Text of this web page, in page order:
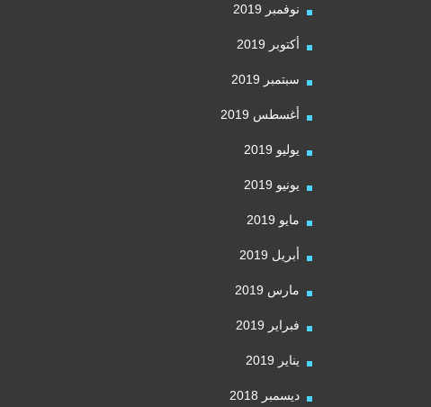
نوفمبر 2019
أكتوبر 2019
سبتمبر 2019
أغسطس 2019
يوليو 2019
يونيو 2019
مايو 2019
أبريل 2019
مارس 2019
فبراير 2019
يناير 2019
ديسمبر 2018